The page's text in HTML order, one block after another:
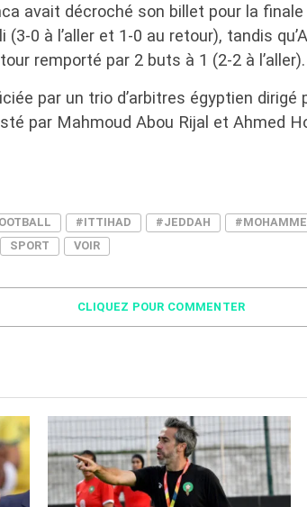
avait décroché son billet pour la
(3-0 à l’aller et 1-0 au retour), tandis
remporté par 2 buts à 1 (2-2 à l’aller).
par un trio d’arbitres égyptien dirigé
par Mahmoud Abou Rijal et Ahmed
#ITTIHAD #JEDDAH
SPORT VOIR
CLIQUEZ POUR COMMENTER